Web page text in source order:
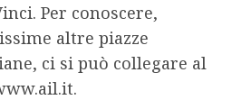
Per conoscere,
altre piazze
ci si può collegare al